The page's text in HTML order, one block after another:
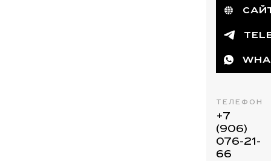
ТЕЛЕФОН
+7
(906)
076-21-
66